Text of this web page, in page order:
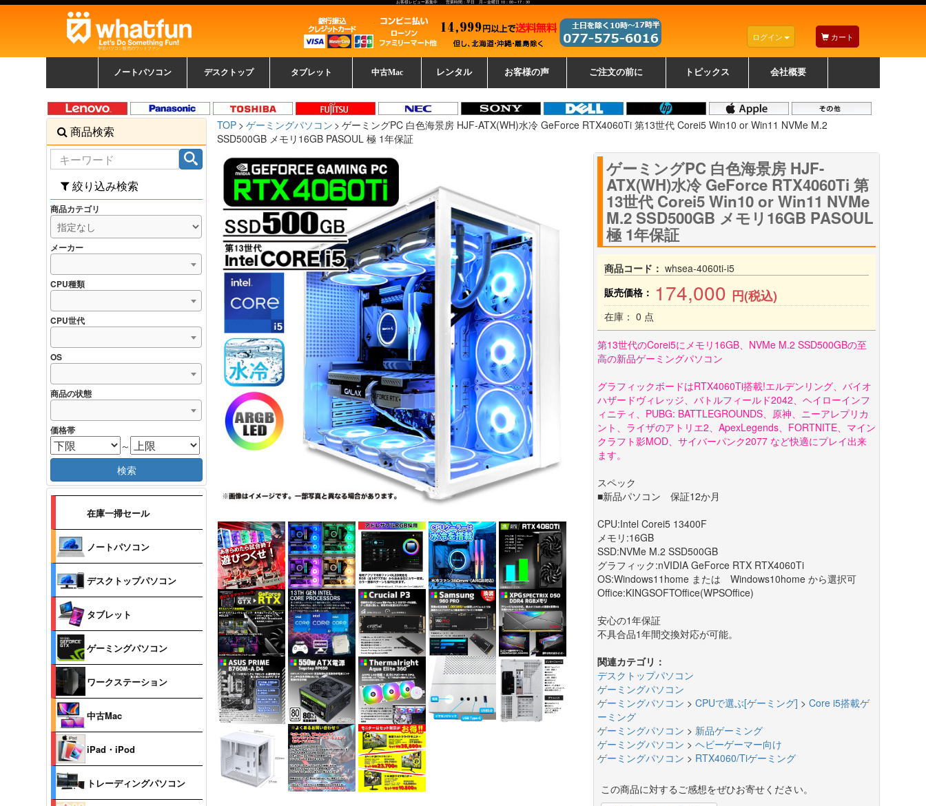
お客様レビュー募集中 営業時間：平日 月～金曜日 10：00～17：30
中古パソコン販売のワットファン
ログイン カート
ノートパソコン
覧
パソコン
ッカード
デスクトップ
中古デスクトップ一覧
新品デスクトップ一
覧
ゲーミングパソコン
トレーディングパソ
コン
ッカード
タブレット 中古Mac レンタル お客様の声 ご注文の前に トピックス 会社概要
TOP ゲーミングパソコン
ゲーミングPC 白色海景房 HJF-ATX(WH)水冷 GeForce RTX4060Ti 第13世代 Corei5 Win10 or Win11 NVMe M.2
SSD500GB メモリ16GB PASOUL 極 1年保証
ゲーミングPC 白色海景房 HJF-
ATX(WH)水冷 GeForce RTX4060Ti 第
13世代 Corei5 Win10 or Win11 NVMe
M.2 SSD500GB メモリ16GB PASOUL
極 1年保証
商品コード： whsea-4060ti-i5
販売価格： 174,000 円(税込)
在庫： 0 点
第13世代のCorei5にメモリ16GB、NVMe M.2 SSD500GBの至
高の新品ゲーミングパソコン
グラフィックボードはRTX4060Ti搭載!エルデンリング、バイオ
ハザードヴィレッジ、バトルフィールド2042、ヘイローインフ
ィニティ、PUBG: BATTLEGROUNDS、原神、ニーアレプリカ
ント、ライザのアトリエ2、ApexLegends、FORTNITE、マイン
クラフト影MOD、サイバーパンク2077 など快適にプレイ出来
ます。
スペック
■新品パソコン 保証12か月
CPU:Intel Corei5 13400F
メモリ:16GB
SSD:NVMe M.2 SSD500GB
グラフィック:nVIDIA GeForce RTX RTX4060Ti
OS:Windows11home または Windows10home から選択可
Office:KINGSOFTOffice(WPSOffice)
安心の1年保証
不具合品1年間交換対応が可能。
関連カテゴリ：
デスクトップパソコン
ゲーミングパソコン
ゲーミングパソコン > CPUで選ぶ[ゲーミング] > Core i5搭載ゲ
ーミング
ゲーミングパソコン > 新品ゲーミング
ゲーミングパソコン > ヘビーゲーマー向け
ゲーミングパソコン > RTX4060/Tiゲーミング
この商品に対するご感想をぜひお寄せください。
商品検索
絞り込み検索
商品カテゴリ
メーカー
CPU種類
CPU世代
OS
商品の状態
価格帯
～
検索
在庫一掃セール
ノートパソコン
デスクトップパソコン
タブレット
ゲーミングパソコン
ワークステーション
中古Mac
iPad・iPod
トレーディングパソコン